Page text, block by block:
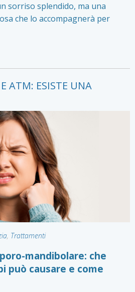
sorriso splendido, ma una
che lo accompagnerà per
ATM: ESISTE UNA
, Trattamenti
mandibolare: che
può causare e come